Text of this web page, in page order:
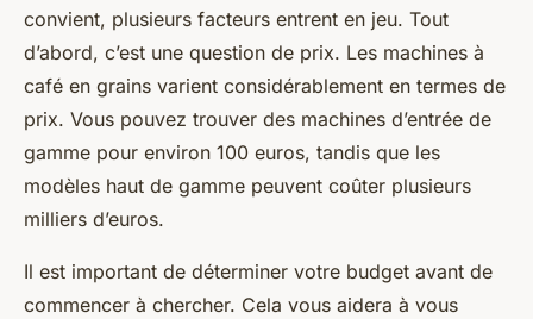
convient, plusieurs facteurs entrent en jeu. Tout
d’abord, c’est une question de prix. Les machines à
café en grains varient considérablement en termes de
prix. Vous pouvez trouver des machines d’entrée de
gamme pour environ 100 euros, tandis que les
modèles haut de gamme peuvent coûter plusieurs
milliers d’euros.
Il est important de déterminer votre budget avant de
commencer à chercher. Cela vous aidera à vous